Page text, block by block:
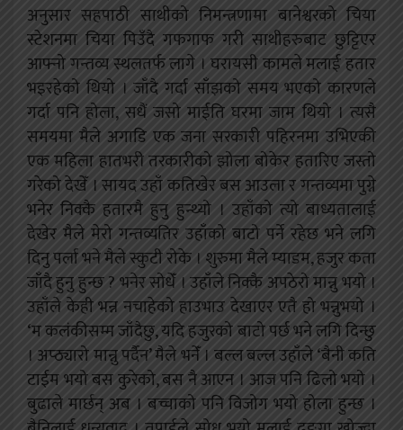
अनुसार सहपाठी साथीको निमन्त्रणामा बानेश्वरको चिया
स्टेशनमा चिया पिउँदै गफगाफ गरी साथीहरुबाट छुट्टिएर
आफ्नो गन्तव्य स्थलतर्फ लागे । घरायसी कामले मलाई हतार
भइरहेको थियो । जाँदै गर्दा साँझको समय भएको कारणले
गर्दा पनि होला, सधैं जसो माईति घरमा जाम थियो । त्यसै
समयमा मैले अगाडि एक जना सरकारी पहिरनमा उभिएकी
एक महिला हातभरी तरकारीको झोला बोकेर हतारिए जस्तो
गरेको देखेँ । सायद उहाँ कतिखेर बस आउला र गन्तव्यमा पुग्ने
भनेर निक्कै हतारमै हुनु हुन्थ्यो । उहाँको त्यो बाध्यतालाई
देखेर मैले मेरो गन्तव्यतिर उहाँको बाटो पर्ने रहेछ भने लगि
दिनु पर्ला भने मैले स्कुटी रोके । शुरुमा मैले म्याडम, हजुर कता
जाँदै हुनु हुन्छ ? भनेर सोधेँ । उहाँले निक्कै अपठेरो मान्नु भयो ।
उहाँले केही भन्न नचाहेको हाउभाउ देखाएर एतै हो भन्नुभयो ।
‘म कलंकीसम्म जाँदैछु, यदि हजुरको बाटो पर्छ भने लगि दिन्छु
। अप्ठ्यारो मान्नु पर्दैन’ मैले भनेँ । बल्ल बल्ल उहाँले ‘बैनी कति
टाईम भयो बस कुरेको, बस नै आएन । आज पनि ढिलो भयो ।
बुढाले मार्छन् अब । बच्चाको पनि विजोग भयो होला हुन्छ ।